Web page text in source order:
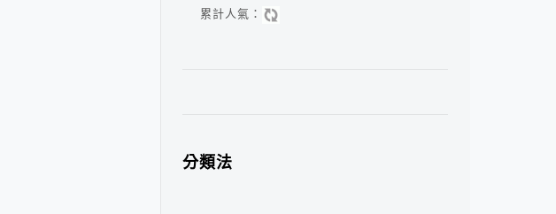
累計人氣：
分類法